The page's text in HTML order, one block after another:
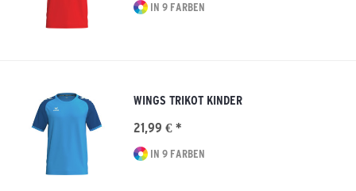
IN 9 FARBEN
WINGS TRIKOT KINDER
21,99 € *
IN 9 FARBEN